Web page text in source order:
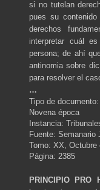
si no tutelan
pues su
derechos
interpretar cuál
persona; de ahí
antinomia sobre
para resolver el
…
Tipo de
Novena época
Instancia:
Fuente:
Tomo: XX, Octubre
Página: 2385
PRINCIPIO PRO